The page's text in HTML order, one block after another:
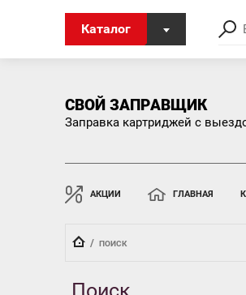
Каталог
СВОЙ ЗАПРАВЩИК
Заправка картриджей с
АКЦИИ ГЛАВНАЯ
  /
ПОИСК